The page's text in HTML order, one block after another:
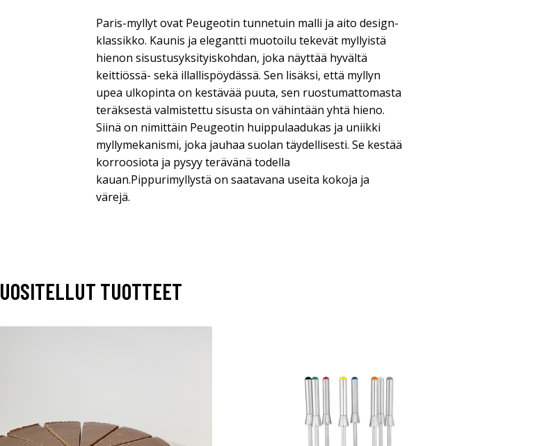
Paris-myllyt ovat Peugeotin tunnetuin malli ja aito design-
klassikko. Kaunis ja elegantti muotoilu tekevät myllyistä
hienon sisustusyksityiskohdan, joka näyttää hyvältä
keittiössä- sekä illallispöydässä. Sen lisäksi, että myllyn
upea ulkopinta on kestävää puuta, sen ruostumattomasta
teräksestä valmistettu sisusta on vähintään yhtä hieno.
Siinä on nimittäin Peugeotin huippulaadukas ja uniikki
myllymekanismi, joka jauhaa suolan täydellisesti. Se kestää
korroosiota ja pysyy terävänä todella
kauan.Pippurimyllystä on saatavana useita kokoja ja
värejä.
TUOTTEET